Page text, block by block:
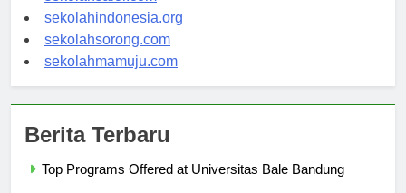
sekolahsalor.com
sekolahindonesia.org
sekolahsorong.com